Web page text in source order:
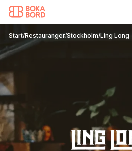
Start/Restauranger/Stockholm/Ling Long